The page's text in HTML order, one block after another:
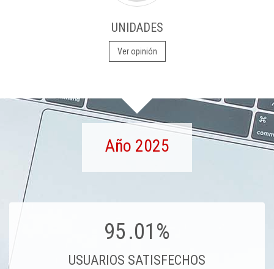
UNIDADES
Ver opinión
Año 2025
95.01%
USUARIOS SATISFECHOS